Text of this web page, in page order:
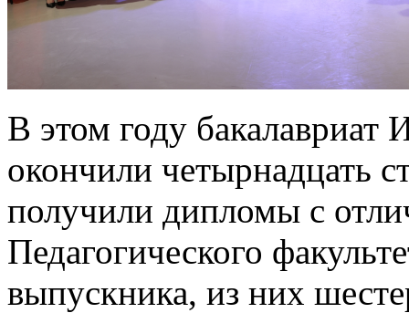
В этом году бакалавриат
окончили четырнадцать
получили дипломы с
Педагогического
выпускника, из них